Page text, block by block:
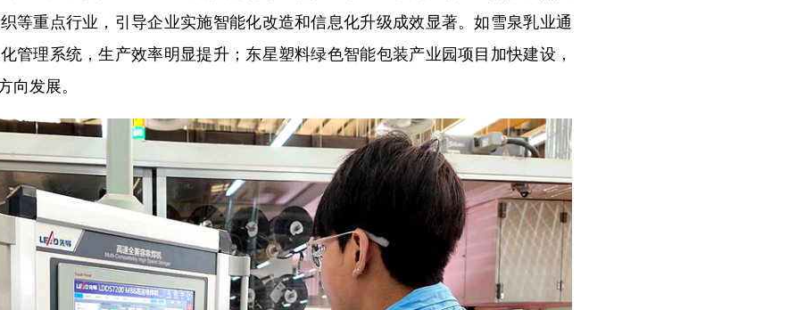
等重点行业，引导企业实施智能化改造和信息化升级成效显著。如雪泉乳业通
管理系统，生产效率明显提升；东星塑料绿色智能包装产业园项目加快建设，
发展。